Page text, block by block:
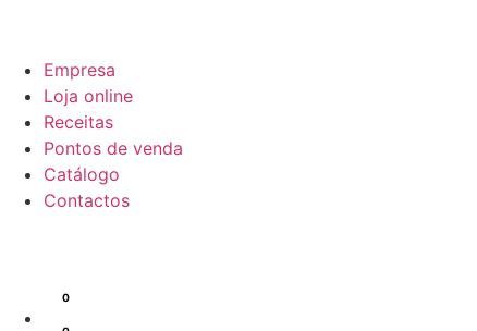
Empresa
Loja online
Receitas
Pontos de venda
Catálogo
Contactos